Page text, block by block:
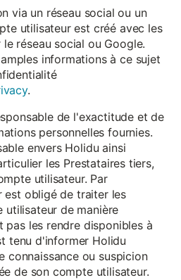
via un réseau social ou un
utilisateur est créé avec les
réseau social ou Google.
informations à ce sujet
.
de l'exactitude et de
personnelles fournies.
envers Holidu ainsi
les Prestataires tiers,
utilisateur. Par
est obligé de traiter les
utilisateur de manière
les rendre disponibles à
tenu d'informer Holidu
connaissance ou suspicion
de son compte utilisateur.